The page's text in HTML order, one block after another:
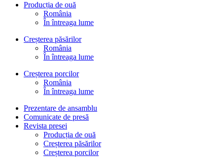
Producția de ouă
România
În întreaga lume
Creșterea păsărilor
România
În întreaga lume
Creșterea porcilor
România
În întreaga lume
Prezentare de ansamblu
Comunicate de presă
Revista presei
Producția de ouă
Creșterea păsărilor
Creșterea porcilor